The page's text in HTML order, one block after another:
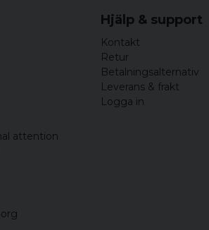
attention
Hjälp & support
Kontakt
Retur
Betalningsalternativ
Leverans & frakt
Logga in